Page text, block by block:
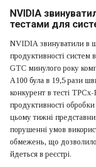
NVIDIA
тестами для
NVIDIA звинуватили в
продуктивності систем
GTC минулого року
A100 була в 19,5 рази
конкурент в тесті
продуктивності
цьому тижні
порушенні умов
обмежень, що
йдеться в реєстрі.